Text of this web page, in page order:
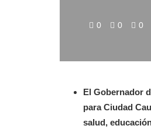
0 0 0
El Gobernador
para Ciudad
salud,